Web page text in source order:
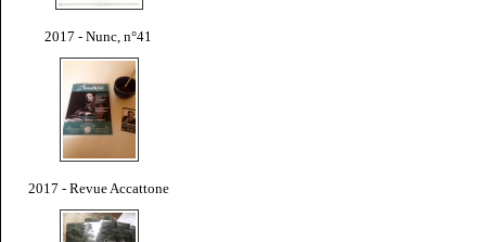
2017 - Nunc, n°41
2017 - Revue Accattone